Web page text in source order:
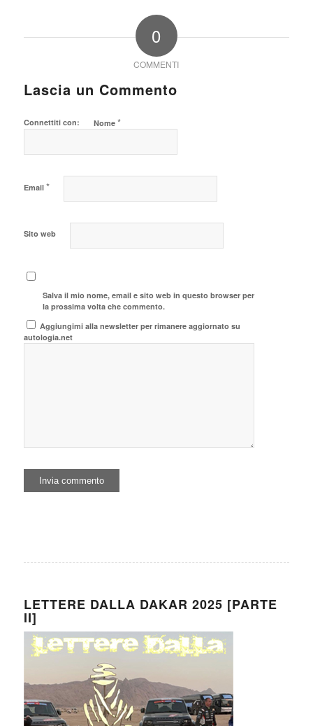
0
COMMENTI
Lascia un Commento
Connettiti con: Nome *
Email *
Sito web
Salva il mio nome, email e sito web in questo browser per
la prossima volta che commento.
Aggiungimi alla newsletter per rimanere aggiornato su
autologia.net
LETTERE DALLA DAKAR 2025 [PARTE
II]